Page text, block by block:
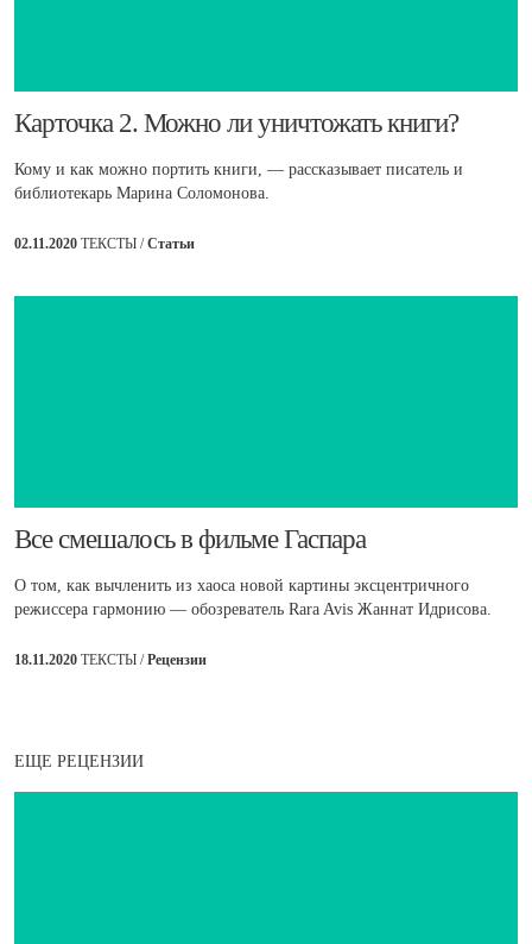
Карточка 2. Можно ли уничтожать книги?
Кому и как можно портить книги, — рассказывает писатель и
библиотекарь Марина Соломонова.
02.11.2020 ТЕКСТЫ /Статьи
Все смешалось в фильме Гаспара
О том, как вычленить из хаоса новой картины эксцентричного
режиссера гармонию — обозреватель Rara Avis Жаннат Идрисова.
18.11.2020 ТЕКСТЫ /Рецензии
ЕЩЕ РЕЦЕНЗИИ